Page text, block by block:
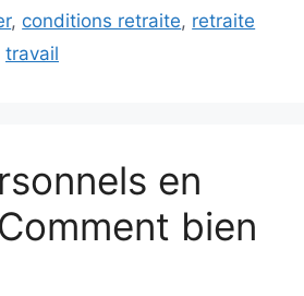
, conditions retraite, retraite
travail
en
bien